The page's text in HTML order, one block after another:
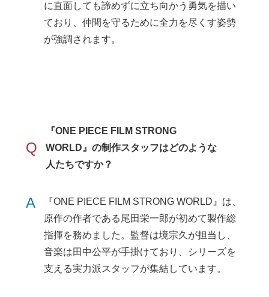
に直面しても諦めずに立ち向かう勇気を描い
ており、仲間を守るために全力を尽くす姿勢
が強調されます。
Q
『ONE PIECE FILM STRONG
WORLD』の制作スタッフはどのような
人たちですか？
A
『ONE PIECE FILM STRONG WORLD』は、
原作の作者である尾田栄一郎が初めて製作総
指揮を務めました。監督は境宗久が担当し、
音楽は田中公平が手掛けており、シリーズを
支える実力派スタッフが集結しています。